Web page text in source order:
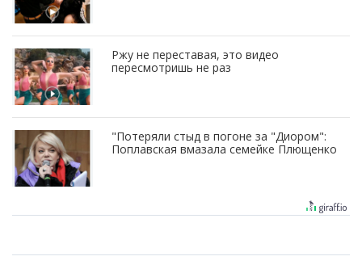
Ржу не переставая, это видео
пересмотришь не раз
"Потеряли стыд в погоне за "Диором":
Поплавская вмазала семейке Плющенко